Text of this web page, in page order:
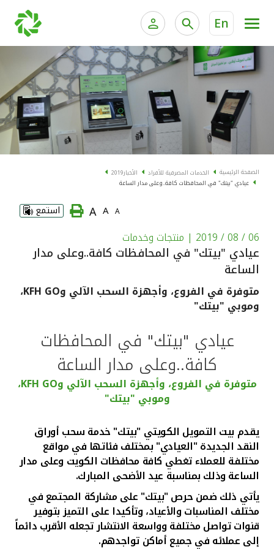
En
الخدمات المصرفية الإلكترونية للأفراد
الخدمات المصرفية الإلكترونية للشركات
خدمة "بيتك" للتداول الإلكتروني
الخدمات المصرفية للأفراد الخدمات المالية الخاصة
الحسابات المصرفية
البطاقات
"برامج العملاء"
الاستثمار
القنوات المصرفية
أدوات وخدمات
خدمات ما بعد البيع
مواقع الفروع وأجهزة الصرف الآلي
ألمانيا
ماليزيا
الصفحة الرئيسية الخدمات المصرفية للأفراد الأخبار2019
عيادي "بيتك" في المحافظات كافة..وعلى مدار الساعة
A
A
A استمع
06 / 08 / 2019 | منتجات وخدمات
عيادي "بيتك" في المحافظات كافة..وعلى مدار
الساعة
متوفرة في الفروع، وأجهزة السحب الآلي وKFH GO،
وموبي "بيتك"
عيادي "بيتك" في المحافظات
كافة..وعلى مدار الساعة
متوفرة في الفروع، وأجهزة السحب الآلي وKFH GO،
وموبي "بيتك"
يقدم بيت التمويل الكويتي "بيتك" خدمة سحب أوراق
النقد الجديدة "العيادي" بمختلف فئاتها في مواقع
مختلفة للعملاء تغطي كافة محافظات الكويت وعلى مدار
الساعة وذلك بمناسبة عيد الأضحى المبارك.
يأتي ذلك ضمن حرص "بيتك" على مشاركة المجتمع في
مختلف المناسبات والأعياد، وتأكيدا على التميز بتوفير
قنوات تواصل مختلفة وواسعة الانتشار تجعله الأقرب دائماً
إلى عملائه في جميع أماكن تواجدهم.